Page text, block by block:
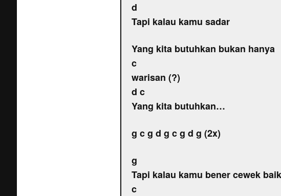
d
Tapi kalau kamu sadar
Yang kita butuhkan bukan hanya
c
warisan (?)
d c
Yang kita butuhkan…
g c g d g c g d g (2x)
g
Tapi kalau kamu bener cewek baik
c